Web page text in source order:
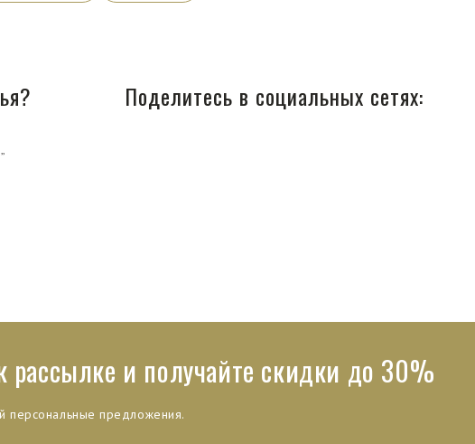
Поделитесь в социальных сетях:
рассылке и получайте скидки до 30%
персональные предложения.